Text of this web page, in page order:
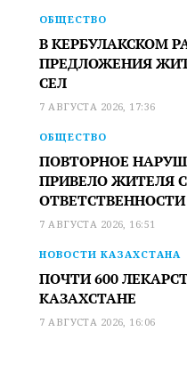
ОБЩЕСТВО
В КЕРБУЛАКСКОМ
ПРЕДЛОЖЕНИЯ
СЕЛ
7 АВГУСТА 2026, 17:36
ОБЩЕСТВО
ПОВТОРНОЕ
ПРИВЕЛО ЖИТЕЛЯ
ОТВЕТСТВЕННОСТИ
7 АВГУСТА 2026, 16:51
НОВОСТИ КАЗАХСТАНА
ПОЧТИ 600
КАЗАХСТАНЕ
7 АВГУСТА 2026, 16:06